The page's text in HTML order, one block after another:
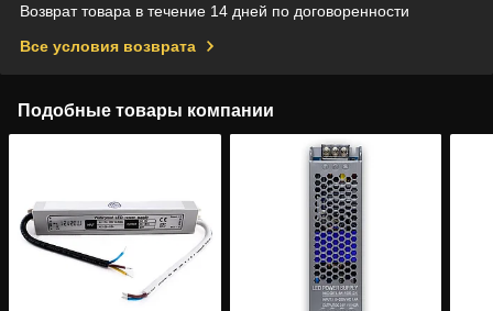
Возврат товара в течение 14 дней по договоренности
Все условия возврата
Подобные товары компании